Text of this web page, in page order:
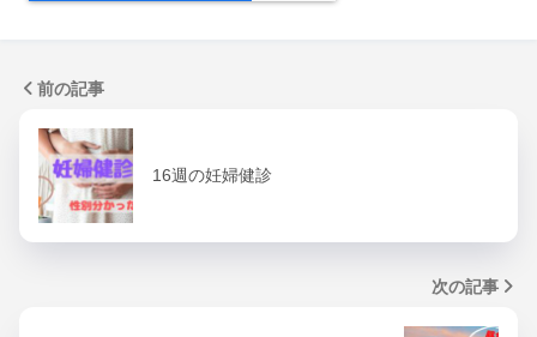
前の記事
16週の妊婦健診
次の記事